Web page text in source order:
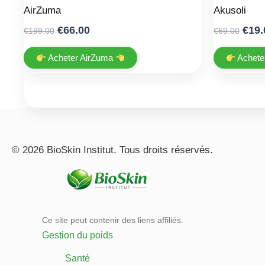
AirZuma
€199.00 Original
was:
€199.00.
€66.00Current
is:
€66.00.
Acheter AirZuma
Akusoli
€69.00
was:
€
© 2026 BioSkin Institut. Tous droits réservés.
Ce site peut contenir des liens affiliés.
Gestion du poids
Santé